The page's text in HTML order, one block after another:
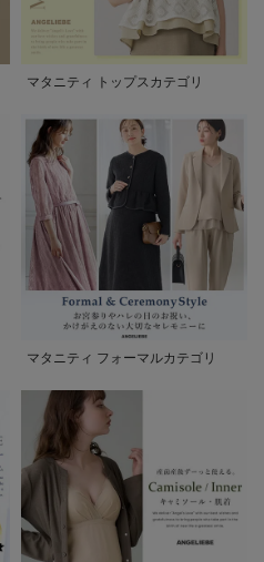
マタニティ トップスカテゴリ
マタニティ フォーマルカテゴリ